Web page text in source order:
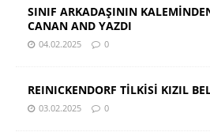
SINIF ARKADAŞININ
CANAN AND YAZDI
04.02.2025 0
REINICKENDORF TİLKİSİ KIZIL
03.02.2025 0